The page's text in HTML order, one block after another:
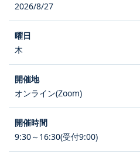
2026/8/27
木
オンライン(Zoom)
9:30～16:30(受付9:00)